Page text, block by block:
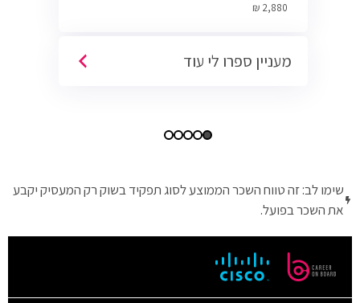
2,880 ₪
מעניין ספרו לי עוד
שימו לב: זה טווח השכר הממוצע לסוג תפקיד בשוק רק המעסיק יקבע
את השכר בפועל.